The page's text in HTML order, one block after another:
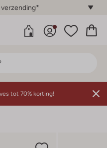
tot 70% korting!